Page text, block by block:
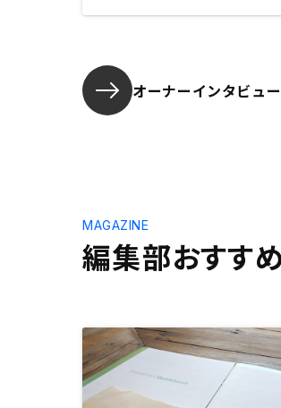
オーナーインタビュ
編集部おすす
MAGAZINE